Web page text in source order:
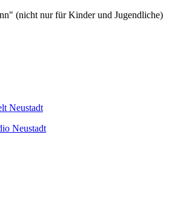
(nicht nur für Kinder und Jugendliche)